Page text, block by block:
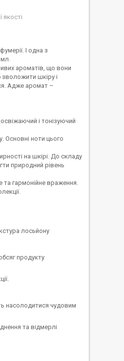
І одна з
мл.
ароматів, що вони
зволожити шкіру і
Адже аромат –
і тонізуючий
Основні ноти цього
на шкірі. До складу
природний рівень
гармонійне враження.
лосьйону
продукту
насолодитися чудовим
та відмерлі